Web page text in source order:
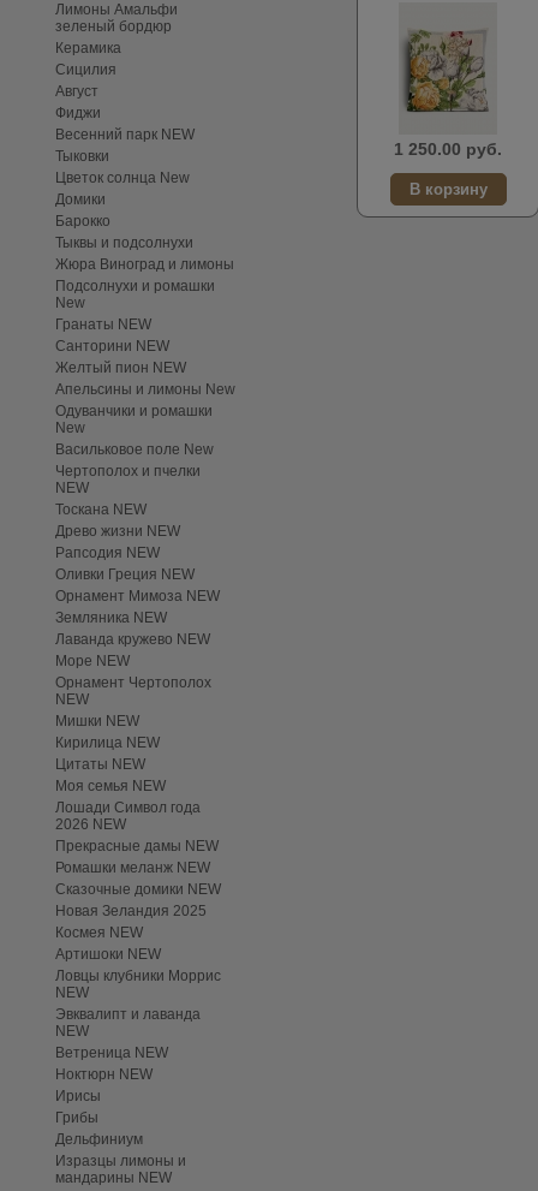
Лимоны Амальфи
зеленый бордюр
Керамика
Сицилия
Август
Фиджи
Весенний парк NEW
Тыковки
Цветок солнца New
Домики
Барокко
Тыквы и подсолнухи
Жюра Виноград и лимоны
Подсолнухи и ромашки
New
Гранаты NEW
Санторини NEW
Желтый пион NEW
Апельсины и лимоны New
Одуванчики и ромашки
New
Васильковое поле New
Чертополох и пчелки
NEW
Тоскана NEW
Древо жизни NEW
Рапсодия NEW
Оливки Греция NEW
Орнамент Мимоза NEW
Земляника NEW
Лаванда кружево NEW
Море NEW
Орнамент Чертополох
NEW
Мишки NEW
Кирилица NEW
Цитаты NEW
Моя семья NEW
Лошади Символ года
2026 NEW
Прекрасные дамы NEW
Ромашки меланж NEW
Сказочные домики NEW
Новая Зеландия 2025
Космея NEW
Артишоки NEW
Ловцы клубники Моррис
NEW
Эвквалипт и лаванда
NEW
Ветреница NEW
Ноктюрн NEW
Ирисы
Грибы
Дельфиниум
Изразцы лимоны и
мандарины NEW
1 250.00 руб.